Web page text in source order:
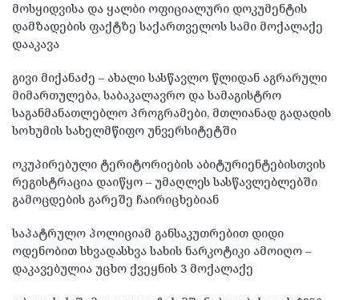
მოსყიდვისა და ყალბი ოფიციალური დოკუმენტის
დამზადების ფაქტზე საქართველოს სამი მოქალაქე
დააკავა
გივი მიქანაძე – ახალი სასწავლო წლიდან აგრარული
მიმართულება, საბაკალავრო და სამაგისტრო
საგანმანათლებლო პროგრამები, მთლიანად გადადის
სოხუმის სახელმწიფო უნვერსიტეტში
ოკუპირებული ტერიტორიების აბიტურიენტებისთვის
რეგისტრაცია დაიწყო – უმაღლეს სასწავლებლებში
გამოცდების გარეშე ჩაირიცხებიან
საპატრულო პოლიციამ განსაკუთრებით დიდი
ოდენობით სხვადასხვა სახის ნარკოტიკი ამოიღო –
დაკავებულია უცხო ქვეყნის 3 მოქალაქე